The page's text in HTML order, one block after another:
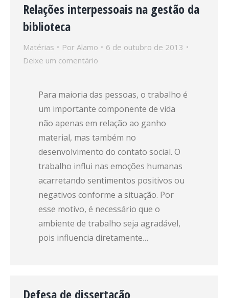
Relações interpessoais na gestão da
biblioteca
Matérias Por Alamo
6 de outubro de 2013
Deixe um comentário
Para maioria das pessoas, o trabalho é
um importante componente de vida
não apenas em relação ao ganho
material, mas também no
desenvolvimento do contato social. O
trabalho influi nas emoções humanas
acarretando sentimentos positivos ou
negativos conforme a situação. Por
esse motivo, é necessário que o
ambiente de trabalho seja agradável,
pois influencia diretamente…
Defesa de dissertação